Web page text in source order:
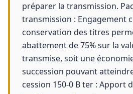
préparer la transmission.
transmission : Engagement
conservation des titres
abattement de 75% sur la
transmise, soit une
succession pouvant
cession 150-0 B ter : Apport